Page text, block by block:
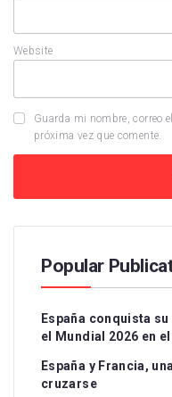
Website
Guarda mi nombre, correo
próxima vez que comente.
Popular
España conquista
el Mundial 2026 en
España y Francia,
cruzarse